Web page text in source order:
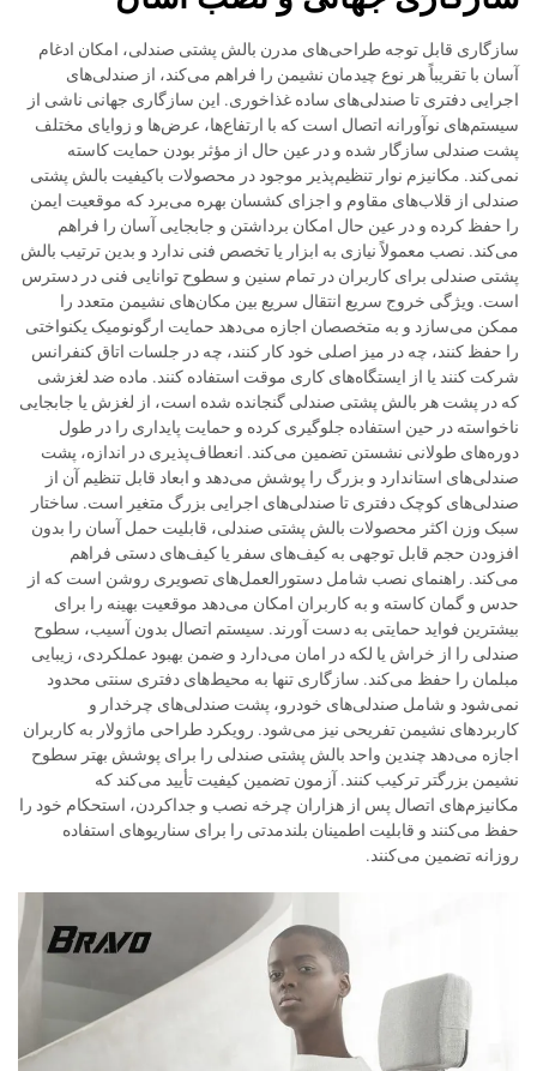
سازگاری قابل توجه طراحی‌های مدرن بالش پشتی صندلی، امکان ادغام
آسان با تقریباً هر نوع چیدمان نشیمن را فراهم می‌کند، از صندلی‌های
اجرایی دفتری تا صندلی‌های ساده غذاخوری. این سازگاری جهانی ناشی از
سیستم‌های نوآورانه اتصال است که با ارتفاع‌ها، عرض‌ها و زوایای مختلف
پشت صندلی سازگار شده و در عین حال از مؤثر بودن حمایت کاسته
نمی‌کند. مکانیزم نوار تنظیم‌پذیر موجود در محصولات باکیفیت بالش پشتی
صندلی از قلاب‌های مقاوم و اجزای کشسان بهره می‌برد که موقعیت ایمن
را حفظ کرده و در عین حال امکان برداشتن و جابجایی آسان را فراهم
می‌کند. نصب معمولاً نیازی به ابزار یا تخصص فنی ندارد و بدین ترتیب بالش
پشتی صندلی برای کاربران در تمام سنین و سطوح توانایی فنی در دسترس
است. ویژگی خروج سریع انتقال سریع بین مکان‌های نشیمن متعدد را
ممکن می‌سازد و به متخصصان اجازه می‌دهد حمایت ارگونومیک یکنواختی
را حفظ کنند، چه در میز اصلی خود کار کنند، چه در جلسات اتاق کنفرانس
شرکت کنند یا از ایستگاه‌های کاری موقت استفاده کنند. ماده ضد لغزشی
که در پشت هر بالش پشتی صندلی گنجانده شده است، از لغزش یا جابجایی
ناخواسته در حین استفاده جلوگیری کرده و حمایت پایداری را در طول
دوره‌های طولانی نشستن تضمین می‌کند. انعطاف‌پذیری در اندازه، پشت
صندلی‌های استاندارد و بزرگ را پوشش می‌دهد و ابعاد قابل تنظیم آن از
صندلی‌های کوچک دفتری تا صندلی‌های اجرایی بزرگ متغیر است. ساختار
سبک وزن اکثر محصولات بالش پشتی صندلی، قابلیت حمل آسان را بدون
افزودن حجم قابل توجهی به کیف‌های سفر یا کیف‌های دستی فراهم
می‌کند. راهنمای نصب شامل دستورالعمل‌های تصویری روشن است که از
حدس و گمان کاسته و به کاربران امکان می‌دهد موقعیت بهینه را برای
بیشترین فواید حمایتی به دست آورند. سیستم اتصال بدون آسیب، سطوح
صندلی را از خراش یا لکه در امان می‌دارد و ضمن بهبود عملکردی، زیبایی
مبلمان را حفظ می‌کند. سازگاری تنها به محیط‌های دفتری سنتی محدود
نمی‌شود و شامل صندلی‌های خودرو، پشت صندلی‌های چرخدار و
کاربردهای نشیمن تفریحی نیز می‌شود. رویکرد طراحی ماژولار به کاربران
اجازه می‌دهد چندین واحد بالش پشتی صندلی را برای پوشش بهتر سطوح
نشیمن بزرگتر ترکیب کنند. آزمون تضمین کیفیت تأیید می‌کند که
مکانیزم‌های اتصال پس از هزاران چرخه نصب و جداکردن، استحکام خود را
حفظ می‌کنند و قابلیت اطمینان بلندمدتی را برای سناریوهای استفاده
روزانه تضمین می‌کنند.